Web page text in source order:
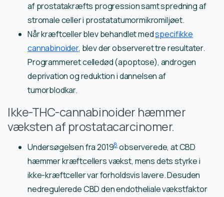
af prostatakræfts progression samt spredning af
stromale celler i prostatatumormikromiljøet.
Når kræftceller blev behandlet medspecifikke
cannabinoider, blev der observeret tre resultater.
Programmeret celledød (apoptose), androgen
deprivation og reduktion i dannelsen af
tumorblodkar.
Ikke-THC-cannabinoider hæmmer
væksten af prostatacarcinomer.
Undersøgelsen fra 20198observerede, at CBD
hæmmer kræftcellers vækst, mens dets styrke i
ikke-kræftceller var forholdsvis lavere. Desuden
nedregulerede CBD den endotheliale vækstfaktor